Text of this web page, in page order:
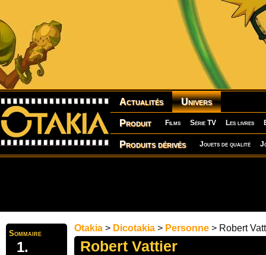
Actualités Univers
Produit Films Série TV Les livres
Produits dérivés Jouets de qualité
Sommaire
Otakia > Dicotakia > Personne > Robert
Robert Vattier